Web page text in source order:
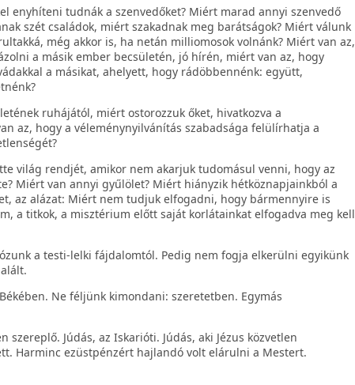
enyhíteni tudnák a szenvedőket? Miért marad annyi szenvedő
szét családok, miért szakadnak meg barátságok? Miért válunk
még akkor is, ha netán milliomosok volnánk? Miért van az,
a másik ember becsületén, jó hírén, miért van az, hogy
a másikat, ahelyett, hogy rádöbbennénk: együtt,
ruhájától, miért ostorozzuk őket, hivatkozva a
az, hogy a véleménynyilvánítás szabadsága felülírhatja a
világ rendjét, amikor nem akarjuk tudomásul venni, hogy az
Miért van annyi gyűlölet? Miért hiányzik hétköznapjainkból a
az alázat: Miért nem tudjuk elfogadni, hogy bármennyire is
a titkok, a misztérium előtt saját korlátainkat elfogadva meg kell
a testi-lelki fájdalomtól. Pedig nem fogja elkerülni egyikünk
Ne féljünk kimondani: szeretetben. Egymás
Júdás, az Iskarióti. Júdás, aki Jézus közvetlen
Harminc ezüstpénzért hajlandó volt elárulni a Mestert.